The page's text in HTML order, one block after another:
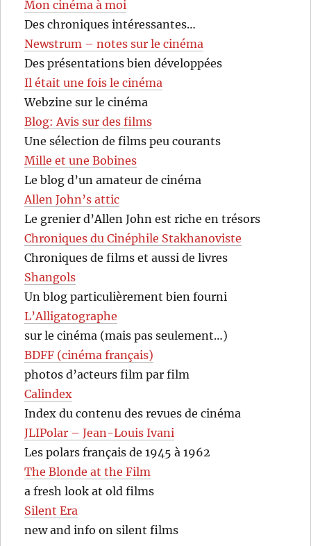
Mon cinéma à moi
Des chroniques intéressantes…
Newstrum – notes sur le cinéma
Des présentations bien développées
Il était une fois le cinéma
Webzine sur le cinéma
Blog: Avis sur des films
Une sélection de films peu courants
Mille et une Bobines
Le blog d’un amateur de cinéma
Allen John’s attic
Le grenier d’Allen John est riche en trésors
Chroniques du Cinéphile Stakhanoviste
Chroniques de films et aussi de livres
Shangols
Un blog particulièrement bien fourni
L’Alligatographe
sur le cinéma (mais pas seulement…)
BDFF (cinéma français)
photos d’acteurs film par film
Calindex
Index du contenu des revues de cinéma
JLIPolar – Jean-Louis Ivani
Les polars français de 1945 à 1962
The Blonde at the Film
a fresh look at old films
Silent Era
new and info on silent films